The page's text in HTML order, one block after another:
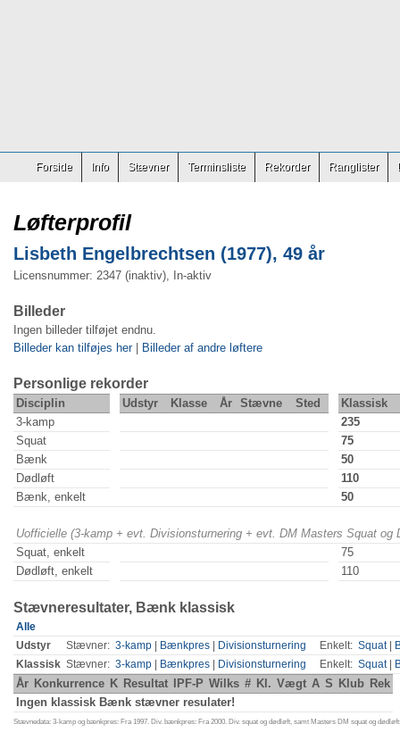
Forside Info Stævner Terminsliste Rekorder Ranglister
Løfterprofil
Lisbeth Engelbrechtsen (1977), 49 år
Licensnummer: 2347 (inaktiv), In-aktiv
Billeder
Ingen billeder tilføjet endnu.
Billeder kan tilføjes her| Billeder af andre løftere
Personlige rekorder
Disciplin Udstyr Klasse År Stævne Sted
Klassisk
3-kamp
235
Squat
75
Bænk
50
Dødløft
110
Bænk, enkelt
50
Uofficielle (3-kamp + evt. Divisionsturnering + evt. DM Masters Squat
Squat, enkelt
75
Dødløft, enkelt
110
Stævneresultater, Bænk klassisk
Alle
Udstyr
Stævner: 3-kamp Bænkpres Divisionsturnering Enkelt: Squat|
Klassisk Stævner: 3-kamp Bænkpres Divisionsturnering Enkelt: Squat|
År Konkurrence K Resultat IPF-P Wilks # Kl. Vægt A S Klub Rek
Ingen klassisk Bænk stævner resulater!
Stævnedata: 3-kamp og bænkpres: Fra 1997. Div. bænkpres: Fra 2000. Div. squat og dødløft, samt Masters DM squat og